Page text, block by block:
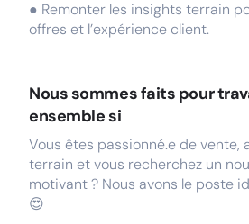
● Remonter les insights terrain
offres et l’expérience client.
Nous sommes faits pour
ensemble si
Vous êtes passionné.e de vente,
terrain et vous recherchez un
motivant ? Nous avons le poste
😍